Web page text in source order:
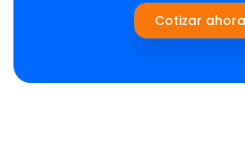
Cotizar ahora